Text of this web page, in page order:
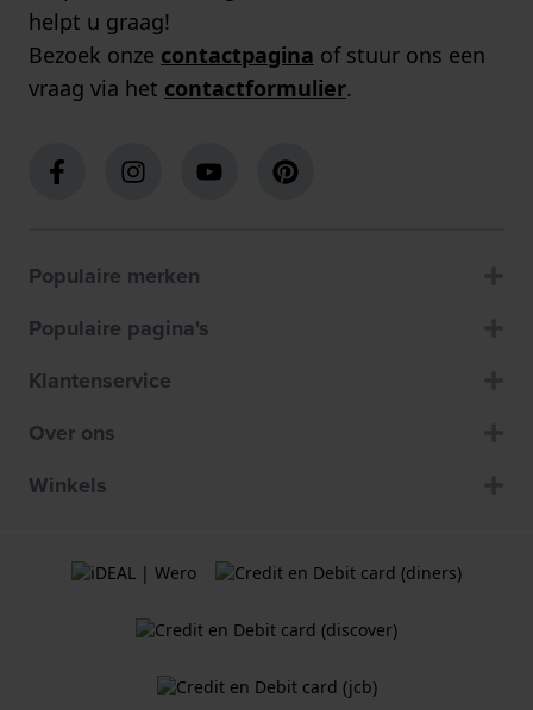
helpt u graag!
Bezoek onze contactpagina of stuur ons een
vraag via het contactformulier.
Populaire merken
Populaire pagina's
Klantenservice
Over ons
Winkels